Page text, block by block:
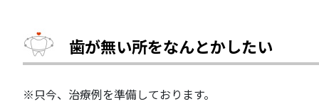
歯が無い所をなんとかしたい
※只今、治療例を準備しております。